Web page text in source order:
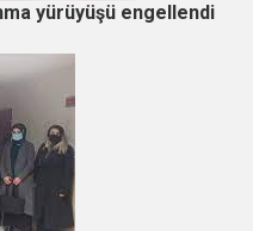
yürüyüşü engellendi